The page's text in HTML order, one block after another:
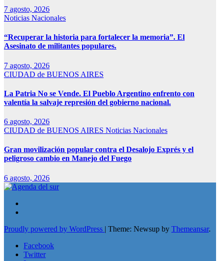
7 agosto, 2026
Noticias Nacionales
“Recuperar la historia para fortalecer la memoria”. El
Asesinato de militantes populares.
7 agosto, 2026
CIUDAD de BUENOS AIRES
La Patria No se Vende. El Pueblo Argentino enfrento con
valentía la salvaje represión del gobierno nacional.
6 agosto, 2026
CIUDAD de BUENOS AIRES Noticias Nacionales
Gran movilización popular contra el Desalojo Exprés y el
peligroso cambio en Manejo del Fuego
6 agosto, 2026
Proudly powered by WordPress | Theme: Newsup by Themeansar.
Facebook
Twitter